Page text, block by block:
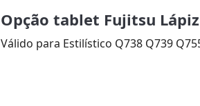
Peso: 3.00 Kg.
Opção tablet Fujitsu Lápiz
Válido para Estilístico Q738 Q739